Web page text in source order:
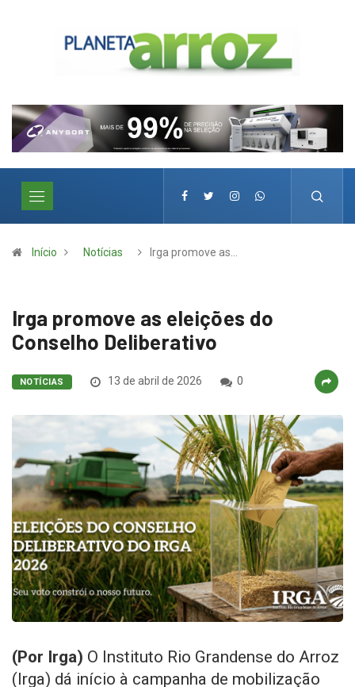
Início Notícias Irga promove as…
Irga promove as eleições do
Conselho Deliberativo
NOTÍCIAS 13 de abril de 2026 0
(Por Irga) O Instituto Rio Grandense do Arroz
(Irga) dá início à campanha de mobilização